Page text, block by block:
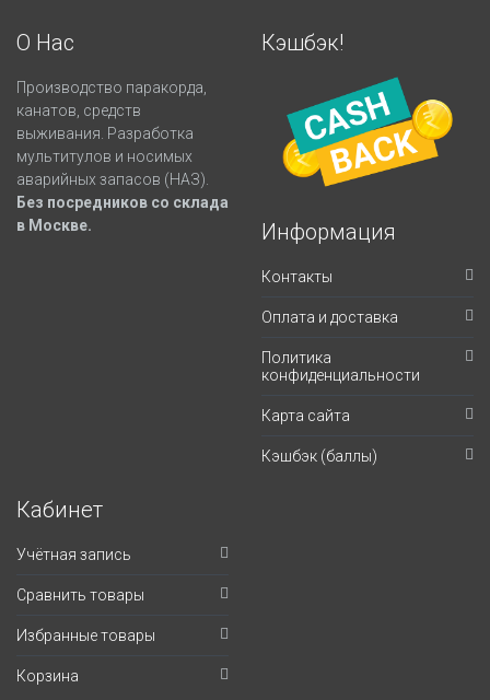
О Нас
Производство паракорда,
канатов, средств
выживания. Разработка
мультитулов и носимых
аварийных запасов (НАЗ).
Без посредников со склада
в Москве.
Кэшбэк!
Информация
Контакты
Оплата и доставка
Политика
конфиденциальности
Карта сайта
Кэшбэк (баллы)
Кабинет
Учётная запись
Сравнить товары
Избранные товары
Корзина